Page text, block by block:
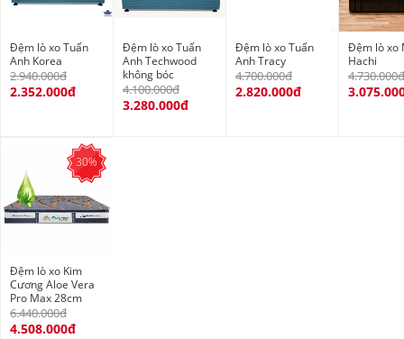
Đệm lò xo Tuấn
Anh Korea
2.940.000đ
2.352.000đ
Đệm lò xo Tuấn
Anh Techwood
không bóc
4.100.000đ
3.280.000đ
Đệm lò xo Tuấn
Anh Tracy
4.700.000đ
2.820.000đ
Đệm lò xo
Hachi
4.730.000đ
30%
Đệm lò xo Kim
Cương Aloe Vera
Pro Max 28cm
6.440.000đ
4.508.000đ